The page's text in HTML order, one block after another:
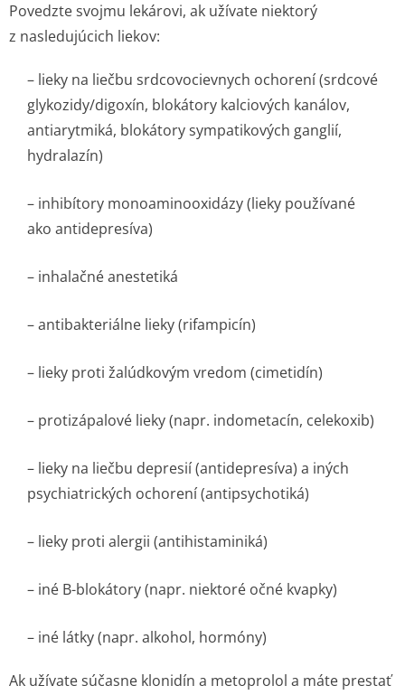
Povedzte svojmu lekárovi, ak užívate niektorý
z nasledujúcich liekov:
– lieky na liečbu srdcovocievnych ochorení (srdcové
glykozidy/digoxín, blokátory kalciových kanálov,
antiarytmiká, blokátory sympatikových ganglií,
hydralazín)
– inhibítory monoaminooxidázy (lieky používané
ako antidepresíva)
– inhalačné anestetiká
– antibakteriálne lieky (rifampicín)
– lieky proti žalúdkovým vredom (cimetidín)
– protizápalové lieky (napr. indometacín, celekoxib)
– lieky na liečbu depresií (antidepresíva) a iných
psychiatrických ochorení (antipsychotiká)
– lieky proti alergii (antihistaminiká)
– iné B-blokátory (napr. niektoré očné kvapky)
– iné látky (napr. alkohol, hormóny)
Ak užívate súčasne klonidín a metoprolol a máte prestať